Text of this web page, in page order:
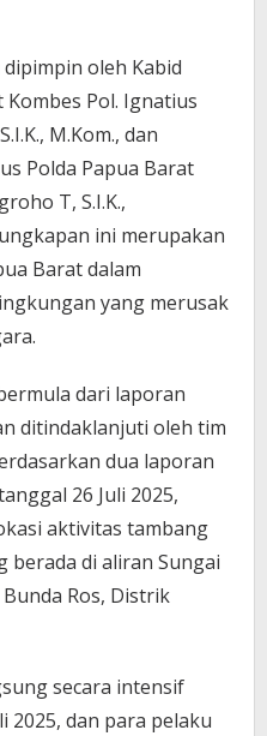
oleh Kabid
Kombes Pol. Ignatius
M.Kom., dan
Polda Papua Barat
T, S.I.K.,
ini merupakan
Barat dalam
yang merusak
dari laporan
ditindaklanjuti oleh tim
dua laporan
26 Juli 2025,
aktivitas tambang
berada di aliran Sungai
Ros, Distrik
secara intensif
2025, dan para pelaku